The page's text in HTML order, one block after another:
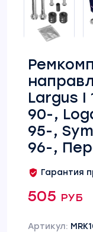
Largus I
90-,
95-,
96-,
Гарантия
505 руб
Артикул: